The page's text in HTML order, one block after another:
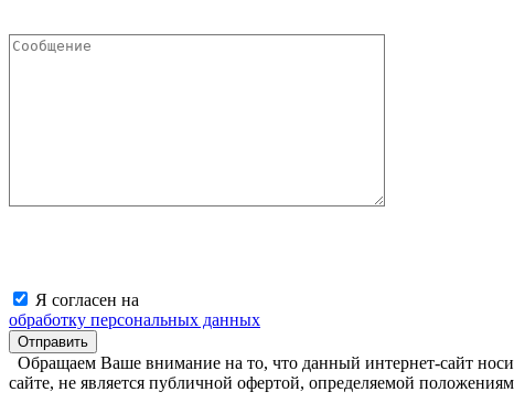
Я согласен на
обработку персональных данных
Обращаем Ваше внимание на то, что данный интернет-сайт
сайте, не является публичной офертой, определяемой